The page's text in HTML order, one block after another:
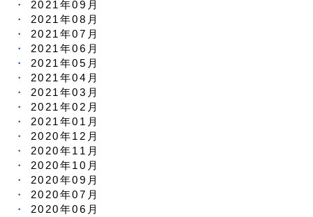
2021年09月
2021年08月
2021年07月
2021年06月
2021年05月
2021年04月
2021年03月
2021年02月
2021年01月
2020年12月
2020年11月
2020年10月
2020年09月
2020年07月
2020年06月